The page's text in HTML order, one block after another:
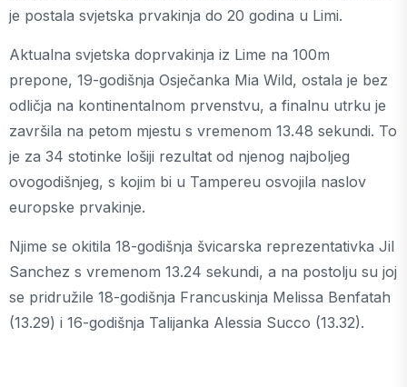
je postala svjetska prvakinja do 20 godina u Limi.
Aktualna svjetska doprvakinja iz Lime na 100m
prepone, 19-godišnja Osječanka Mia Wild, ostala je bez
odličja na kontinentalnom prvenstvu, a finalnu utrku je
završila na petom mjestu s vremenom 13.48 sekundi. To
je za 34 stotinke lošiji rezultat od njenog najboljeg
ovogodišnjeg, s kojim bi u Tampereu osvojila naslov
europske prvakinje.
Njime se okitila 18-godišnja švicarska reprezentativka Jil
Sanchez s vremenom 13.24 sekundi, a na postolju su joj
se pridružile 18-godišnja Francuskinja Melissa Benfatah
(13.29) i 16-godišnja Talijanka Alessia Succo (13.32).